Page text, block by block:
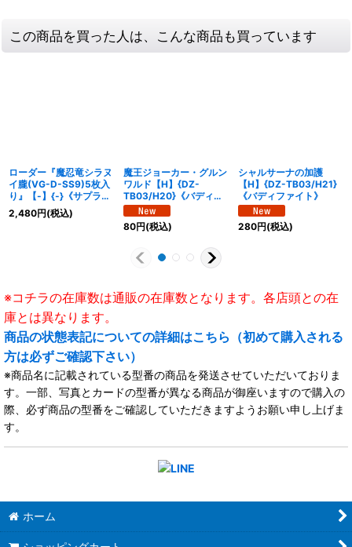
この商品を買った人は、こんな商品も買っています
ローダー『魔忍竜シラヌ
イ朧(VG-D-SS9)5枚入
り』【-】{-}《サプラ
イ》
2,480円(税込)
魔王ジョーカー・グルン
ワルド【H】{DZ-
TB03/H20}《バディフ
ァイト》
80円(税込)
シャルサーナの加護
【H】{DZ-TB03/H21}
《バディファイト》
280円(税込)
※コチラの在庫数は通販の在庫数となります。各店頭との在
庫とは異なります。
商品の状態表記についての詳細はこちら（初めて購入される
方は必ずご確認下さい）
※商品名に記載されている型番の商品を発送させていただいておりま
す。一部、写真とカードの型番が異なる商品が御座いますので購入の
際、必ず商品の型番をご確認していただきますようお願い申し上げま
す。
ホーム